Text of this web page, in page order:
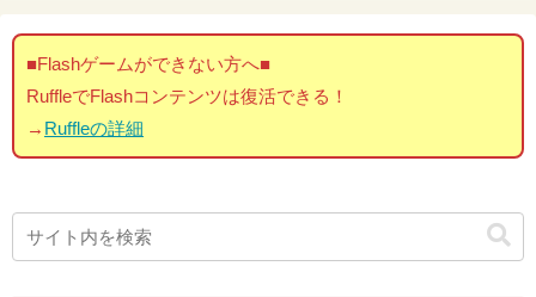
■Flashゲームができない方へ■
RuffleでFlashコンテンツは復活できる！
→ Ruffleの詳細